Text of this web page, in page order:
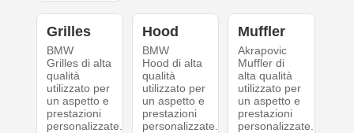
Grilles
BMW
Grilles di alta
qualità
utilizzato per
un aspetto e
prestazioni
personalizzate.
Hood
BMW
Hood di alta
qualità
utilizzato per
un aspetto e
prestazioni
personalizzate.
Muffler
Akrapovic
Muffler di
alta qualità
utilizzato per
un aspetto e
prestazioni
personalizzate.